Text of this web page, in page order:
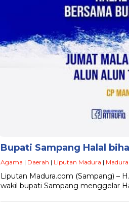
Bupati Sampang Halal
Agama | Daerah | Liputan Madura | Madura
Liputan Madura.com (Sampang) –
wakil bupati Sampang menggelar